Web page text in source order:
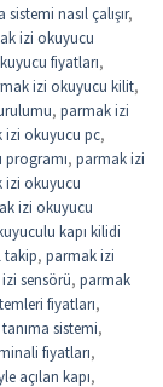
nasıl çalışır,
izi okuyucu
fiyatları,
izi okuyucu kilit,
, parmak izi
izi okuyucu pc,
, parmak izi
izi okuyucu
izi okuyucu
kapı kilidi
takip, parmak izi
sensörü, parmak
fiyatları,
sistemi,
fiyatları,
açılan kapı,